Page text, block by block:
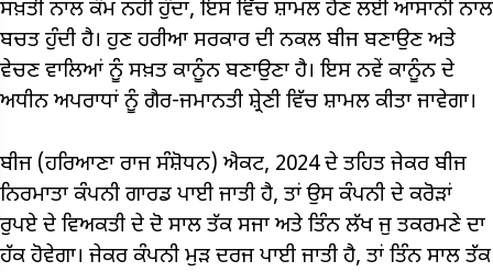
ਸਖ਼ਤੀ ਨਾਲ ਕੰਮ ਨਹੀਂ ਹੁੰਦਾ, ਇਸ ਵਿੱਚ ਸ਼ਾਮਲ ਹੋਣ ਲਈ ਆਸਾਨੀ ਨਾਲ
ਬਚਤ ਹੁੰਦੀ ਹੈ। ਹੁਣ ਹਰੀਆ ਸਰਕਾਰ ਦੀ ਨਕਲ ਬੀਜ ਬਣਾਉਣ ਅਤੇ
ਵੇਚਣ ਵਾਲਿਆਂ ਨੂੰ ਸਖ਼ਤ ਕਾਨੂੰਨ ਬਣਾਉਣਾ ਹੈ। ਇਸ ਨਵੇਂ ਕਾਨੂੰਨ ਦੇ
ਅਧੀਨ ਅਪਰਾਧਾਂ ਨੂੰ ਗੈਰ-ਜਮਾਨਤੀ ਸ਼੍ਰੇਣੀ ਵਿੱਚ ਸ਼ਾਮਲ ਕੀਤਾ ਜਾਵੇਗਾ।
ਬੀਜ (ਹਰਿਆਣਾ ਰਾਜ ਸੰਸ਼ੋਧਨ) ਐਕਟ, 2024 ਦੇ ਤਹਿਤ ਜੇਕਰ ਬੀਜ
ਨਿਰਮਾਤਾ ਕੰਪਨੀ ਗਾਰਡ ਪਾਈ ਜਾਤੀ ਹੈ, ਤਾਂ ਉਸ ਕੰਪਨੀ ਦੇ ਕਰੋੜਾਂ
ਰੁਪਏ ਦੇ ਵਿਅਕਤੀ ਦੇ ਦੋ ਸਾਲ ਤੱਕ ਸਜਾ ਅਤੇ ਤਿੰਨ ਲੱਖ ਜੁ ਤਕਰਮਣੇ ਦਾ
ਹੱਕ ਹੋਵੇਗਾ। ਜੇਕਰ ਕੰਪਨੀ ਮੁੜ ਦਰਜ ਪਾਈ ਜਾਤੀ ਹੈ, ਤਾਂ ਤਿੰਨ ਸਾਲ ਤੱਕ